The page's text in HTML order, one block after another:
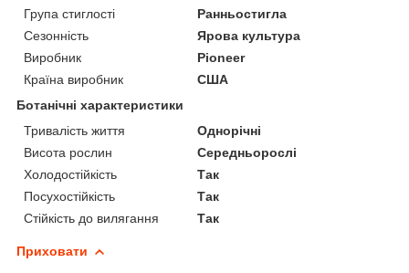
Група стиглості
Ранньостигла
Сезонність
Ярова культура
Виробник
Pioneer
Країна виробник
США
Ботанічні характеристики
Тривалість життя
Однорічні
Висота рослин
Середньорослі
Холодостійкість
Так
Посухостійкість
Так
Стійкість до вилягання
Так
Приховати